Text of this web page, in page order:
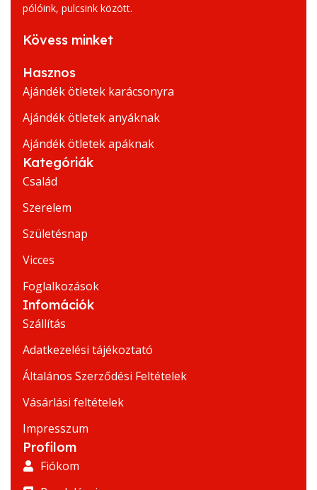
pólóink, pulcsink között.
Kövess minket
Hasznos
Ajándék ötletek karácsonyra
Ajándék ötletek anyáknak
Ajándék ötletek apáknak
Kategóriák
Család
Szerelem
Születésnap
Vicces
Foglalkozások
Infomációk
Szállítás
Adatkezelési tájékoztató
Általános Szerződési Feltételek
Vásárlási feltételek
Impresszum
Profilom
Fiókom